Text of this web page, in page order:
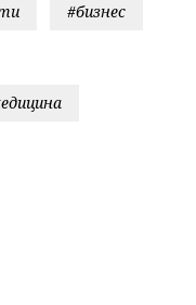
#бизнес